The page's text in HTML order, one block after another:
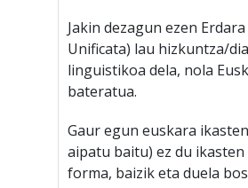
Jakin dezagun ezen
Unificata) lau hizkuntza/
linguistikoa dela, nola
bateratua.
Gaur egun euskara
aipatu baitu) ez du
forma, baizik eta duela